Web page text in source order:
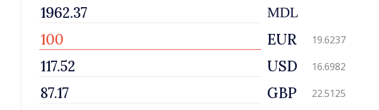
MDL
EUR 19.6237
USD 16.6982
GBP 22.5125